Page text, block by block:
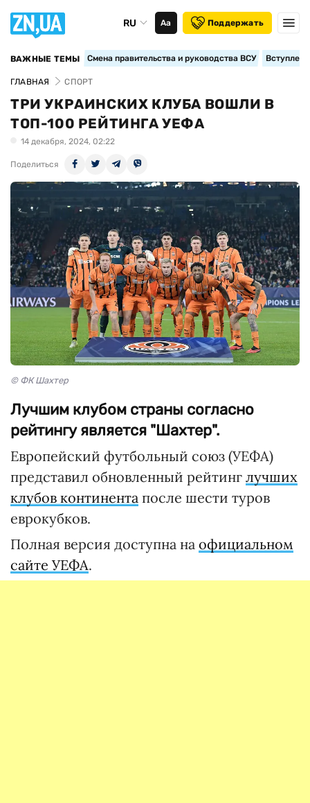
RU Аа Поддержать
ВАЖНЫЕ ТЕМЫ Смена правительства и руководства ВСУ
ГЛАВНАЯ СПОРТ
ТРИ УКРАИНСКИХ КЛУБА ВОШЛИ В
ТОП-100 РЕЙТИНГА УЕФА
14 декабря, 2024, 02:22
Поделиться
© ФК Шахтер
Лучшим клубом страны согласно
рейтингу является "Шахтер".
Европейский футбольный союз (УЕФА)
представил обновленный рейтинг лучших
клубов континента после шести туров
еврокубков.
Полная версия доступна на официальном
сайте УЕФА.